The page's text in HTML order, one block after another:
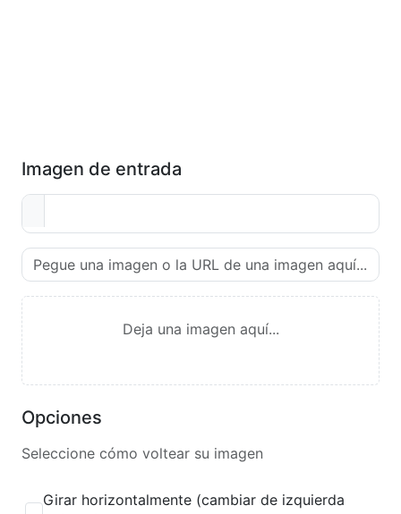
Imagen de entrada
Deja una imagen aquí...
Opciones
Seleccione cómo voltear su imagen
Girar horizontalmente (cambiar de izquierda